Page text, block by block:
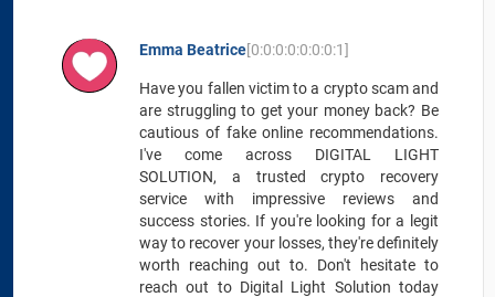
Emma Beatrice[0:0:0:0:0:0:0:1]
Have you fallen victim to a crypto scam and
are struggling to get your money back? Be
cautious of fake online recommendations.
I've come across DIGITAL LIGHT
SOLUTION, a trusted crypto recovery
service with impressive reviews and
success stories. If you're looking for a legit
way to recover your losses, they're definitely
worth reaching out to. Don't hesitate to
reach out to Digital Light Solution today